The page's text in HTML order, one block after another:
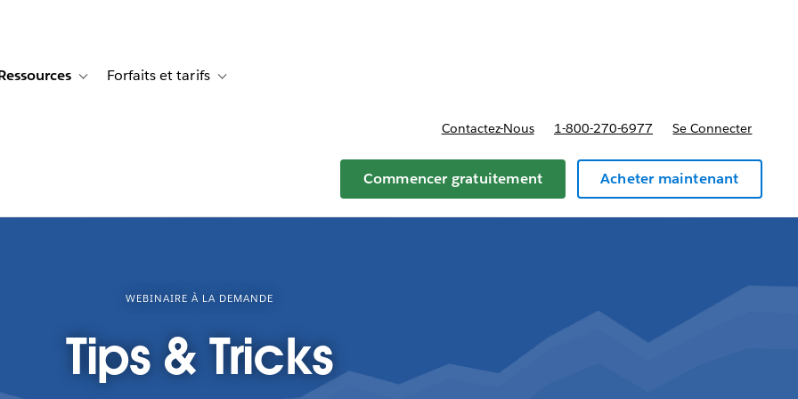
Témoignages clients
sub-navigation for SolutionsToggle sub-navigation for Ressources
Forfaits et tarifs Toggle sub-navigation for Forfaits et tarifs
Contactez-Nous 1-800-270-6977 Se Connecter
Commencer gratuitement Acheter maintenant
WEBINAIRE À LA DEMANDE
Tips & Tricks